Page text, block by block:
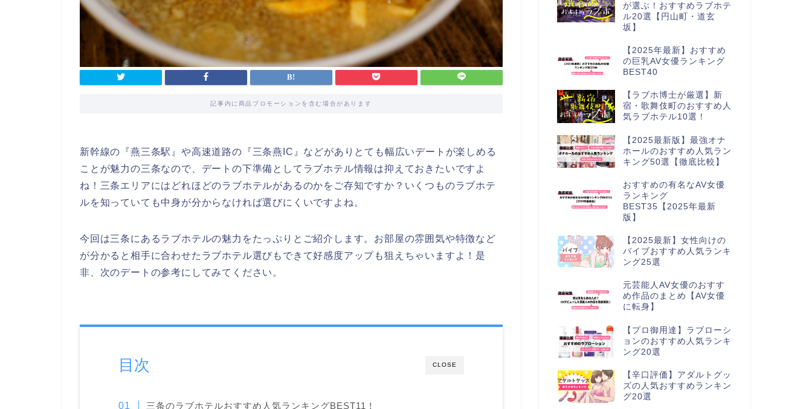
記事内に商品プロモーションを含む場合があります
新幹線の『燕三条駅』や高速道路の『三条燕IC』などがありとても幅広いデートが楽しめる
ことが魅力の三条なので、デートの下準備としてラブホテル情報は抑えておきたいですよ
ね！三条エリアにはどれほどのラブホテルがあるのかをご存知ですか？いくつものラブホテ
ルを知っていても中身が分からなければ選びにくいですよね。
今回は三条にあるラブホテルの魅力をたっぷりとご紹介します。お部屋の雰囲気や特徴など
が分かると相手に合わせたラブホテル選びもできて好感度アップも狙えちゃいますよ！是
非、次のデートの参考にしてみてください。
CLOSE
目次
三条のラブホテルおすすめ人気ランキングBEST11！
が選ぶ！おすすめラブホテ
ル20選【円山町・道玄
坂】
【2025年最新】おすすめ
の巨乳AV女優ランキング
BEST40
【ラブホ博士が厳選】新
宿・歌舞伎町のおすすめ人
気ラブホテル10選！
【2025最新版】最強オナ
ホールのおすすめ人気ラン
キング50選【徹底比較】
おすすめの有名なAV女優
ランキング
BEST35【2025年最新
版】
【2025最新】女性向けの
バイブおすすめ人気ランキ
ング25選
元芸能人AV女優のおすす
め作品のまとめ【AV女優
に転身】
【プロ御用達】ラブローシ
ョンのおすすめ人気ランキ
ング20選
【辛口評価】アダルトグッ
ズの人気おすすめランキン
グ20選